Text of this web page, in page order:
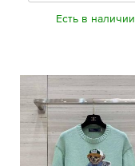
Есть в наличии